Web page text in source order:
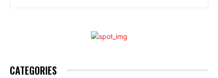
CATEGORIES